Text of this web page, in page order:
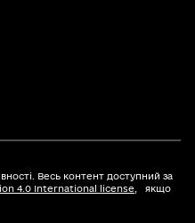
Весь контент доступний за
4.0 International license , якщо